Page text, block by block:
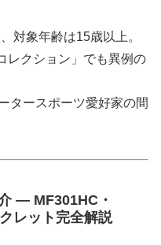
対象年齢は15歳以上。
レクション」でも異例の
タースポーツ愛好家の間
― MF301HC・
レット完全解説